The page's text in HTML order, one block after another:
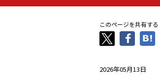
-
ニッパツ
-
名古屋
このページを共有する
2026年05月13日